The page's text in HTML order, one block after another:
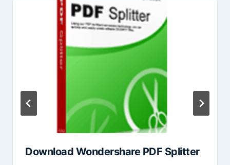
Download Wondershare PDF Splitter